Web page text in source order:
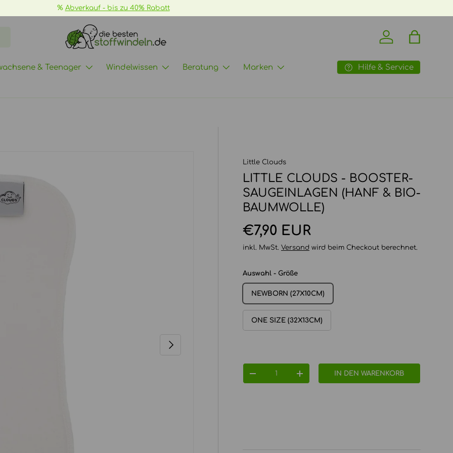
% Abverkauf - bis zu 40% Rabatt
Einloggen
& Teenager Windelwissen Beratung Marken Hilfe & Service
NÄCHSTE
Little Clouds
LITTLE CLOUDS - BOOSTER-
SAUGEINLAGEN (HANF & BIO-
BAUMWOLLE)
Normaler Preis
€7,90 EUR
inkl. MwSt. Versand wird beim Checkout berechnet.
Auswahl - Größe
NEWBORN (27X10CM)
ONE SIZE (32X13CM)
MENGE VERRINGERNMENGE ERHÖHENIN DEN WARENKORB